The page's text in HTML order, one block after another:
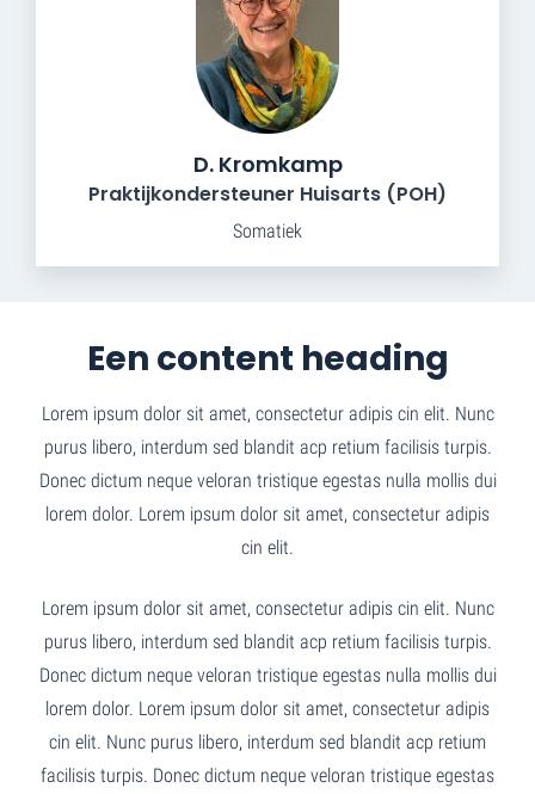
D. Kromkamp
Praktijkondersteuner Huisarts (POH)
Somatiek
Een content heading
Lorem ipsum dolor sit amet, consectetur adipis cin elit. Nunc
purus libero, interdum sed blandit acp retium facilisis turpis.
Donec dictum neque veloran tristique egestas nulla mollis dui
lorem dolor. Lorem ipsum dolor sit amet, consectetur adipis
cin elit.
Lorem ipsum dolor sit amet, consectetur adipis cin elit. Nunc
purus libero, interdum sed blandit acp retium facilisis turpis.
Donec dictum neque veloran tristique egestas nulla mollis dui
lorem dolor. Lorem ipsum dolor sit amet, consectetur adipis
cin elit. Nunc purus libero, interdum sed blandit acp retium
facilisis turpis. Donec dictum neque veloran tristique egestas